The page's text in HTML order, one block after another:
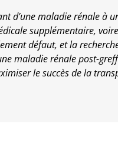
maladie rénale à
supplémentaire,
défaut, et la
maladie rénale post-
le succès de la